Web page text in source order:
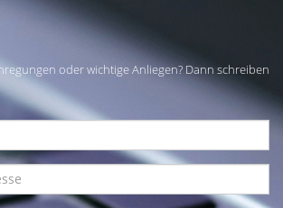
oder wichtige Anliegen? Dann schreiben